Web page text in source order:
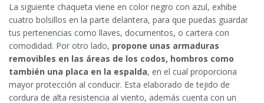
La siguiente chaqueta viene en color negro con azul, exhibe
cuatro bolsillos en la parte delantera, para que puedas guardar
tus pertenencias como llaves, documentos, o cartera con
comodidad. Por otro lado, propone unas armaduras
removibles en las áreas de los codos, hombros como
también una placa en la espalda, en el cual proporciona
mayor protección al conducir. Esta elaborado de tejido de
cordura de alta resistencia al viento, además cuenta con un